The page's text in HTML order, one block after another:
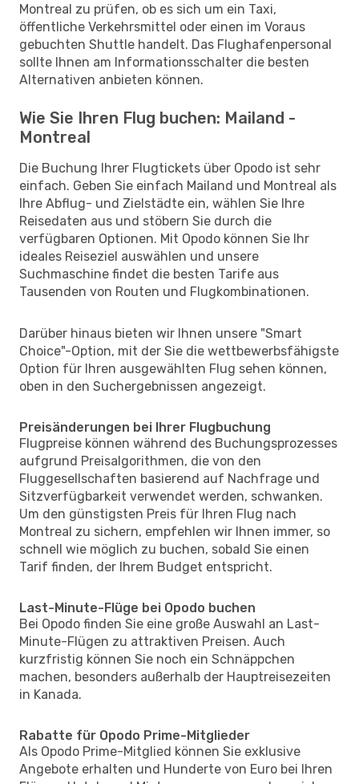
Montreal zu prüfen, ob es sich um ein Taxi,
öffentliche Verkehrsmittel oder einen im Voraus
gebuchten Shuttle handelt. Das Flughafenpersonal
sollte Ihnen am Informationsschalter die besten
Alternativen anbieten können.
Wie Sie Ihren Flug buchen: Mailand -
Montreal
Die Buchung Ihrer Flugtickets über Opodo ist sehr
einfach. Geben Sie einfach Mailand und Montreal als
Ihre Abflug- und Zielstädte ein, wählen Sie Ihre
Reisedaten aus und stöbern Sie durch die
verfügbaren Optionen. Mit Opodo können Sie Ihr
ideales Reiseziel auswählen und unsere
Suchmaschine findet die besten Tarife aus
Tausenden von Routen und Flugkombinationen.
Darüber hinaus bieten wir Ihnen unsere "Smart
Choice"-Option, mit der Sie die wettbewerbsfähigste
Option für Ihren ausgewählten Flug sehen können,
oben in den Suchergebnissen angezeigt.
Preisänderungen bei Ihrer Flugbuchung
Flugpreise können während des Buchungsprozesses
aufgrund Preisalgorithmen, die von den
Fluggesellschaften basierend auf Nachfrage und
Sitzverfügbarkeit verwendet werden, schwanken.
Um den günstigsten Preis für Ihren Flug nach
Montreal zu sichern, empfehlen wir Ihnen immer, so
schnell wie möglich zu buchen, sobald Sie einen
Tarif finden, der Ihrem Budget entspricht.
Last-Minute-Flüge bei Opodo buchen
Bei Opodo finden Sie eine große Auswahl an Last-
Minute-Flügen zu attraktiven Preisen. Auch
kurzfristig können Sie noch ein Schnäppchen
machen, besonders außerhalb der Hauptreisezeiten
in Kanada.
Rabatte für Opodo Prime-Mitglieder
Als Opodo Prime-Mitglied können Sie exklusive
Angebote erhalten und Hunderte von Euro bei Ihren